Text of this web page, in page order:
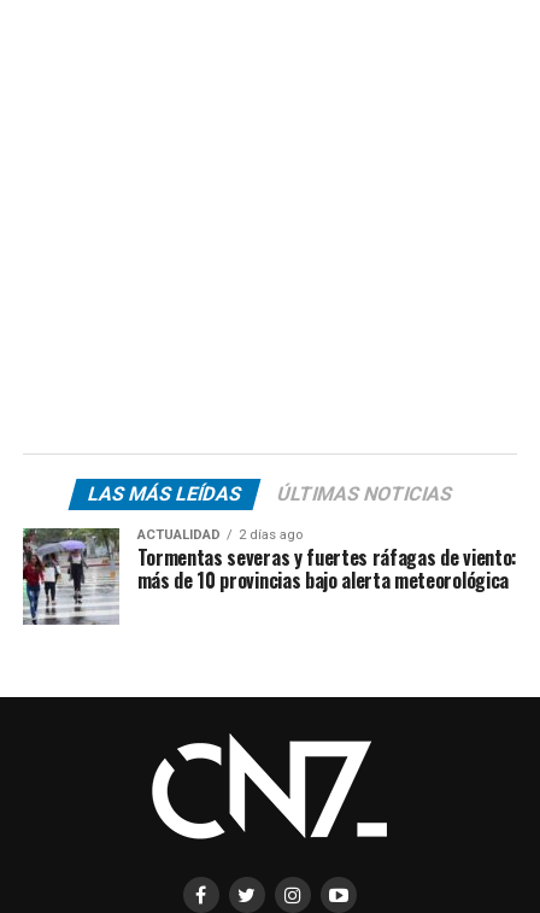
LAS MÁS LEÍDAS ÚLTIMAS NOTICIAS
ACTUALIDAD 2 días ago
Tormentas severas y fuertes ráfagas de viento:
más de 10 provincias bajo alerta meteorológica